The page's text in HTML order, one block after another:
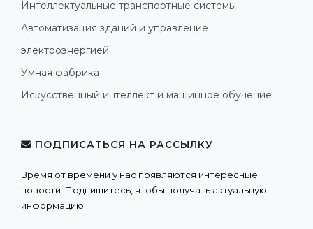
Интеллектуальные транспортные системы
Автоматизация зданий и управление
электроэнергией
Умная фабрика
Искусственный интеллект и машинное обучение
ПОДПИСАТЬСЯ НА РАССЫЛКУ
Время от времени у нас появляются интересные
новости. Подпишитесь, чтобы получать актуальную
информацию.